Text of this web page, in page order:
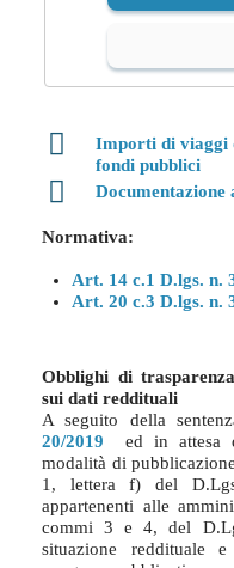
Importi di viaggi
fondi pubblici
Documentazione
Normativa:
Art. 14 c.1 D.lgs. n.
Art. 20 c.3 D.lgs. n.
Obblighi di
sui dati reddituali
A seguito della
20/2019
ed in attesa
modalità di
1, lettera f) del
appartenenti alle
commi 3 e 4, del
situazione reddituale